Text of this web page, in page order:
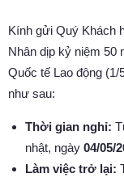
Kính gửi Quý Khách
Nhân dịp kỷ niệm 50
Quốc tế Lao động (1/
như sau:
Thời gian nghỉ:
nhật, ngày 04/05/
Làm việc trở lại: